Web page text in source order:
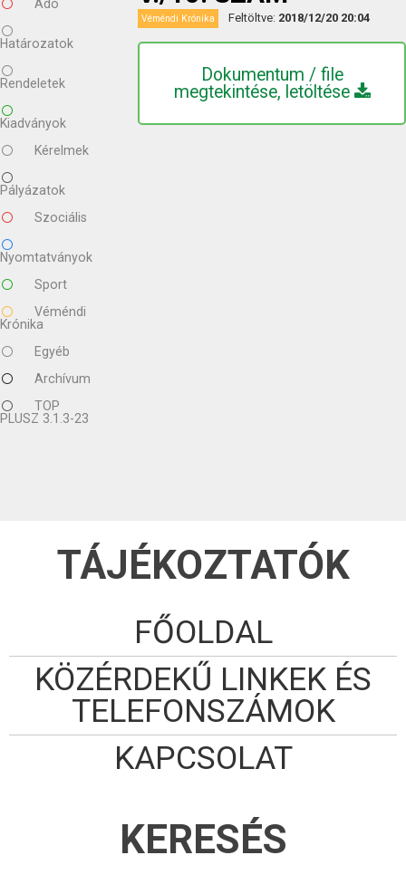
Adó
Határozatok
Rendeletek
Kiadványok
Kérelmek
Pályázatok
Szociális
Nyomtatványok
Sport
Véméndi
Krónika
Egyéb
Archívum
TOP
PLUSZ 3.1.3-23
Véméndi Krónika Feltöltve: 2018/12/20 20:04
Dokumentum / file
megtekintése, letöltése
TÁJÉKOZTATÓK
FŐOLDAL
KÖZÉRDEKŰ LINKEK ÉS
TELEFONSZÁMOK
KAPCSOLAT
KERESÉS